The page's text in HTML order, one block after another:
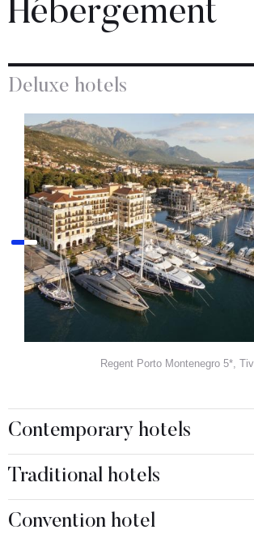
Hébergement
Deluxe hotels
Regent Porto Montenegro 5*,
Contemporary hotels
Traditional hotels
Convention hotel